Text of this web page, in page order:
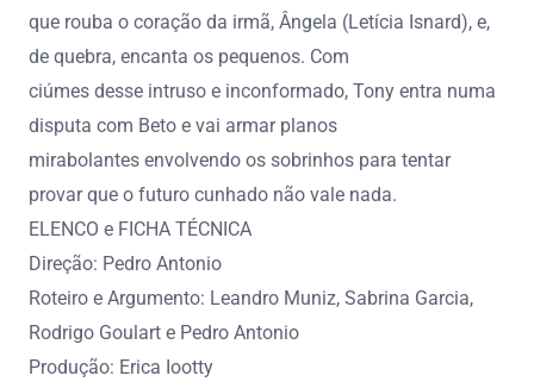
que rouba o coração da irmã, Ângela (Letícia Isnard), e,
de quebra, encanta os pequenos. Com
ciúmes desse intruso e inconformado, Tony entra numa
disputa com Beto e vai armar planos
mirabolantes envolvendo os sobrinhos para tentar
provar que o futuro cunhado não vale nada.
ELENCO e FICHA TÉCNICA
Direção: Pedro Antonio
Roteiro e Argumento: Leandro Muniz, Sabrina Garcia,
Rodrigo Goulart e Pedro Antonio
Produção: Erica Iootty